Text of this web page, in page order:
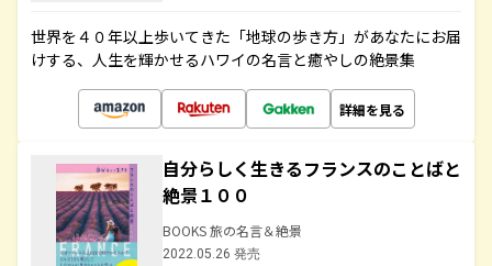
世界を４０年以上歩いてきた「地球の歩き方」があなたにお届
けする、人生を輝かせるハワイの名言と癒やしの絶景集
詳細を見る
自分らしく生きるフランスのことばと
絶景１００
BOOKS 旅の名言＆絶景
2022.05.26 発売